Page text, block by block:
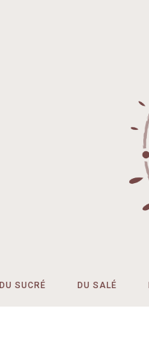
DU SUCRÉ DU SALÉ